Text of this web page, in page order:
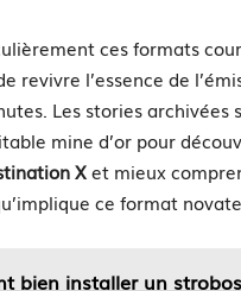
ces formats
revivre l’essence de
Les stories archivées
mine d’or pour
Xet mieux
ce format
bien installer un